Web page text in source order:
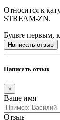
Относится к
STREAM-ZN.
Будьте первым,
Написать отзыв
Написать отзыв
×
Ваше имя
Отзыв